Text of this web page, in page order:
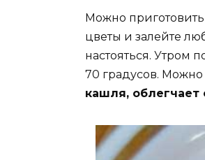
Можно приготовить
цветы и залейте
настояться. Утром
70 градусов.
кашля, облегчает